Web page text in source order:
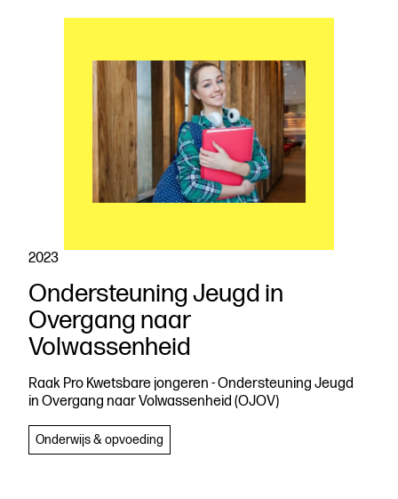
Download
de
publicatie
2023
Ondersteuning Jeugd in
Overgang naar
Volwassenheid
Raak Pro Kwetsbare jongeren - Ondersteuning Jeugd
in Overgang naar Volwassenheid (OJOV)
Onderwijs & opvoeding